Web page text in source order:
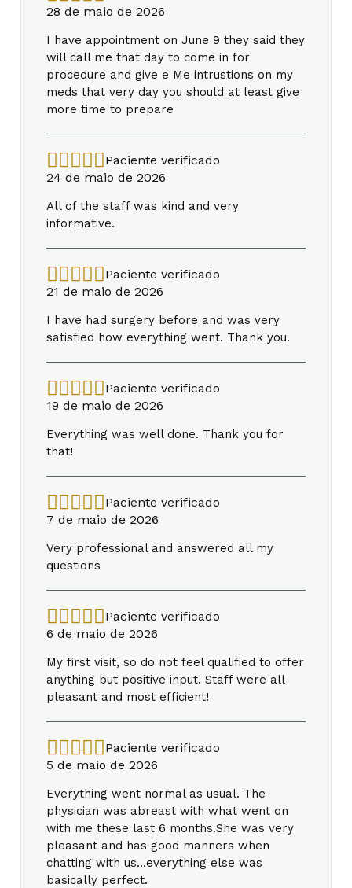
28 de maio de 2026
I have appointment on June 9 they said they
will call me that day to come in for
procedure and give e Me intrustions on my
meds that very day you should at least give
more time to prepare
Paciente verificado
24 de maio de 2026
All of the staff was kind and very
informative.
Paciente verificado
21 de maio de 2026
I have had surgery before and was very
satisfied how everything went. Thank you.
Paciente verificado
19 de maio de 2026
Everything was well done. Thank you for
that!
Paciente verificado
7 de maio de 2026
Very professional and answered all my
questions
Paciente verificado
6 de maio de 2026
My first visit, so do not feel qualified to offer
anything but positive input. Staff were all
pleasant and most efficient!
Paciente verificado
5 de maio de 2026
Everything went normal as usual. The
physician was abreast with what went on
with me these last 6 months.She was very
pleasant and has good manners when
chatting with us...everything else was
basically perfect.